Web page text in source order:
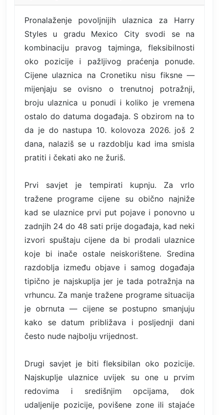
Pronalaženje povoljnijih ulaznica za Harry
Styles u gradu Mexico City svodi se na
kombinaciju pravog tajminga, fleksibilnosti
oko pozicije i pažljivog praćenja ponude.
Cijene ulaznica na Cronetiku nisu fiksne —
mijenjaju se ovisno o trenutnoj potražnji,
broju ulaznica u ponudi i koliko je vremena
ostalo do datuma događaja. S obzirom na to
da je do nastupa 10. kolovoza 2026. još 2
dana, nalaziš se u razdoblju kad ima smisla
pratiti i čekati ako ne žuriš.
Prvi savjet je tempirati kupnju. Za vrlo
tražene programe cijene su obično najniže
kad se ulaznice prvi put pojave i ponovno u
zadnjih 24 do 48 sati prije događaja, kad neki
izvori spuštaju cijene da bi prodali ulaznice
koje bi inače ostale neiskorištene. Sredina
razdoblja između objave i samog događaja
tipično je najskuplja jer je tada potražnja na
vrhuncu. Za manje tražene programe situacija
je obrnuta — cijene se postupno smanjuju
kako se datum približava i posljednji dani
često nude najbolju vrijednost.
Drugi savjet je biti fleksibilan oko pozicije.
Najskuplje ulaznice uvijek su one u prvim
redovima i središnjim opcijama, dok
udaljenije pozicije, povišene zone ili stajaće